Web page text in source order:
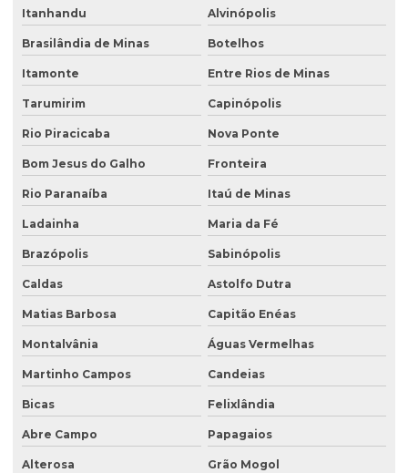
Serviço de desativação de tanque subterrâneo
Serviço de desativação de tanques
Serviço de licenciamento ambiental
Serviço de retirada de tanque subterrâneo
Serviço de sondagem
Sondagem ambiental
Sondagem geofísica
Sondagem geofísica poço artesiano
Sondagem geológica
Sondagem geotécnica
Sondagem de solo para construção
Sondagem de solo para construção civil
Sondagem de solos e rochas
Itanhandu Alvinópolis
Brasilândia de Minas Botelhos
Itamonte Entre Rios de Minas
Tarumirim Capinópolis
Rio Piracicaba Nova Ponte
Bom Jesus do Galho Fronteira
Rio Paranaíba Itaú de Minas
Ladainha Maria da Fé
Brazópolis Sabinópolis
Caldas Astolfo Dutra
Matias Barbosa Capitão Enéas
Montalvânia Águas Vermelhas
Martinho Campos Candeias
Bicas Felixlândia
Abre Campo Papagaios
Alterosa Grão Mogol